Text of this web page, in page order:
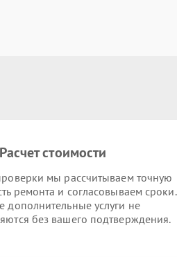
Расчет стоимости
мы рассчитываем точную
ремонта и согласовываем сроки.
дополнительные услуги не
без вашего подтверждения.